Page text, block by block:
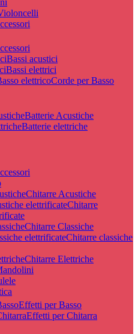
Bassi acustici
Bassi elettrici
Corde per Basso
Batterie Acustiche
Batterie elettriche
Chitarre Acustiche
Chitarre
Chitarre Classiche
Chitarre classiche
Chitarre Elettriche
Effetti per Basso
Effetti per Chitarra